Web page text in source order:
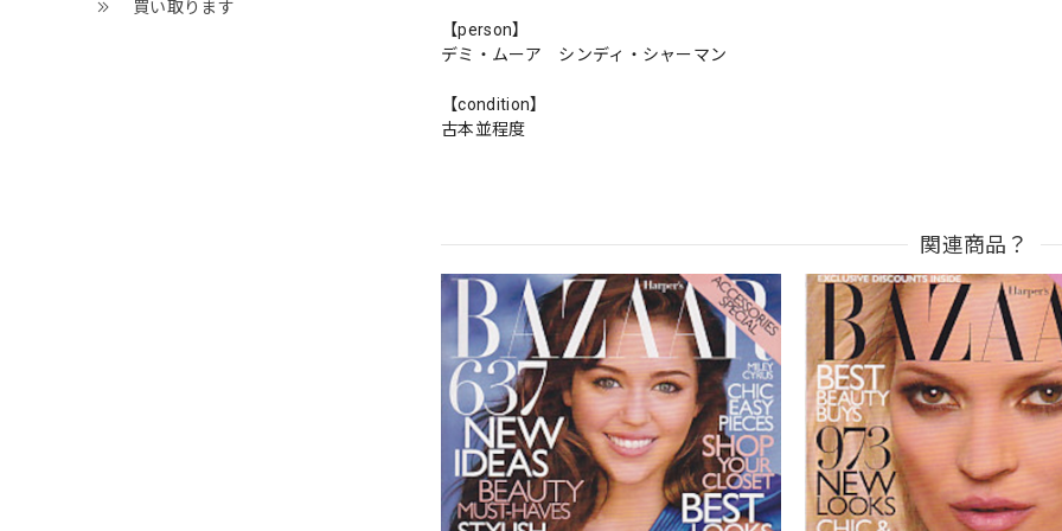
買い取ります
【person】
デミ・ムーア シンディ・シャーマン
【condition】
古本並程度
関連商品？